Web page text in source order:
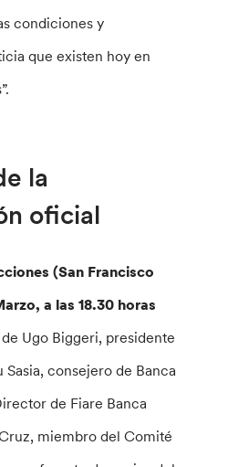
condiciones y
que existen hoy en
la
oficial
(San Francisco
a las 18.30 horas
Ugo Biggeri, presidente
Sasia, consejero de Banca
de Fiare Banca
miembro del Comité